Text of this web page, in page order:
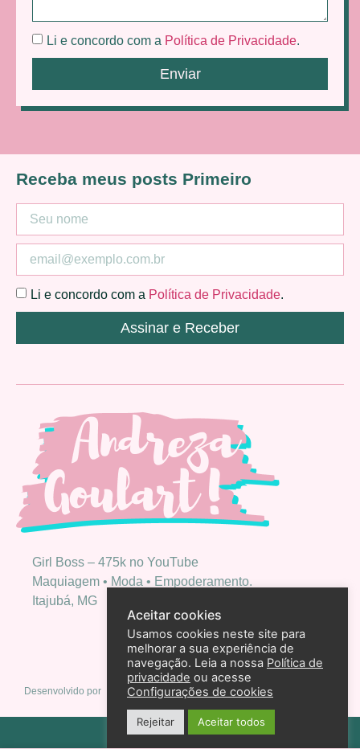
Li e concordo com a Política de Privacidade.
Enviar
Girl Boss – 475k no YouTube
Maquiagem • Moda • Empoderamento.
Itajubá, MG
Receba meus posts Primeiro
Li e concordo com a Política de Privacidade.
Assinar e Receber
Desenvolvido por
Política de privacidade
Aceitar cookies
Usamos cookies neste site para
melhorar a sua experiência de
navegação. Leia a nossa Política de
privacidade ou acesse
Configurações de cookies
Rejeitar Aceitar todos